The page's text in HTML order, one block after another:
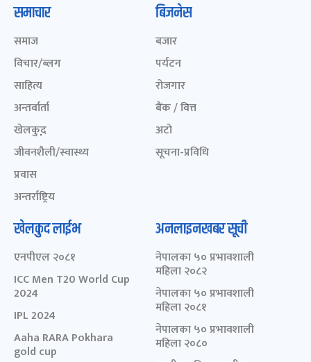
समाचार
समाज
विचार/ब्लग
साहित्य
अन्तर्वार्ता
खेलकुद़़
जीवनशैली/स्वास्थ्य
प्रवास
अन्तर्राष्ट्रिय
बिजनेस
बजार
पर्यटन
रोजगार
बैंक / वित्त
अटो
सूचना-प्रविधि
खेलकुद लाईभ
एनपीएल २०८१
ICC Men T20 World Cup
2024
IPL 2024
Aaha RARA Pokhara
gold cup
अनलाइनखबर सूची
नेपालका ५० प्रभावशाली
महिला २०८२
नेपालका ५० प्रभावशाली
महिला २०८१
नेपालका ५० प्रभावशाली
महिला २०८०